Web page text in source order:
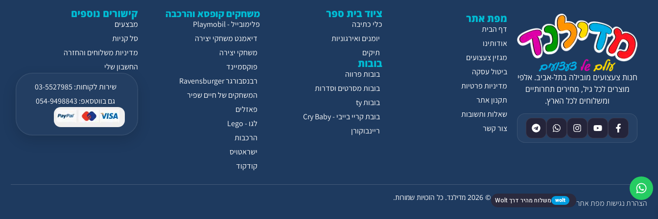
הצהרת נגישותמפת אתר wolt משלוח מהיר דרך Wolt © 2026 מדילנד. כל הזכויות שמורות.
קישורים נוספים
מבצעים
סל קניות
מדיניות משלוחים והחזרה
החשבון שלי
שירות לקוחות: 03-5527985
גם בווטסאפ: 054-9498843
משחקים קופסא והרכבה
פלימובייל - Playmobil
דיאמנט משחקי יצירה
משחקי יצירה
פוקסמיינד
רבנסבורגר Ravensburger
המשחקים של חיים שפיר
פאזלים
לגו - Lego
הרכבות
ישראטויס
קודקוד
ציוד בית ספר
כלי כתיבה
יומנים ואירגוניות
תיקים
בובות
בובות פרווה
בובות מסרטים וסדרות
בובות ty
בובת קריי בייבי - Cry Baby
ריינבוקורן
מפת אתר
דף הבית
אודותינו
מגזין צעצועים
ביטול עסקה
מדיניות פרטיות
תקנון אתר
שאלות ותשובות
צור קשר
חנות צעצועים מובילה בתל-אביב. אלפי
מוצרים לכל גיל, מחירים תחרותיים
ומשלוחים לכל הארץ.